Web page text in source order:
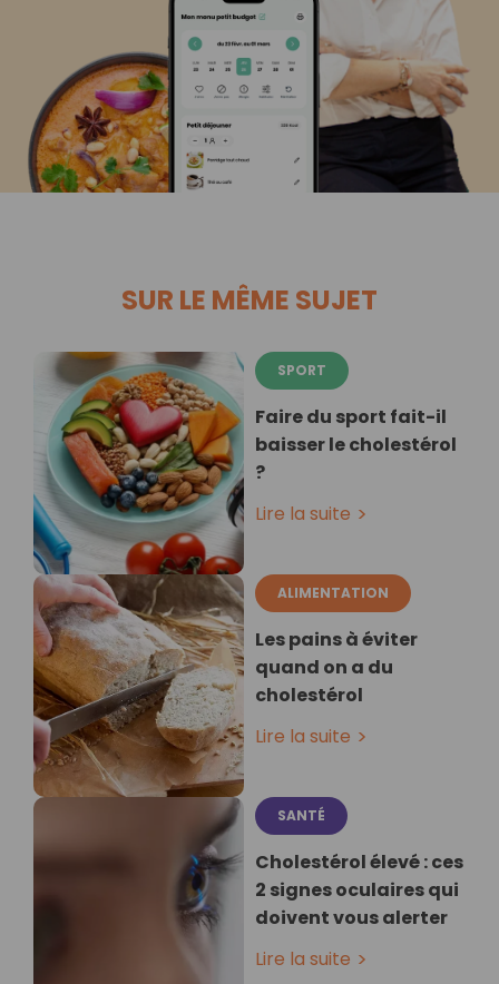
SUR LE MÊME SUJET
SPORT
Faire du sport fait-il
baisser le cholestérol
?
Lire la suite
ALIMENTATION
Les pains à éviter
quand on a du
cholestérol
Lire la suite
SANTÉ
Cholestérol élevé : ces
2 signes oculaires qui
doivent vous alerter
Lire la suite